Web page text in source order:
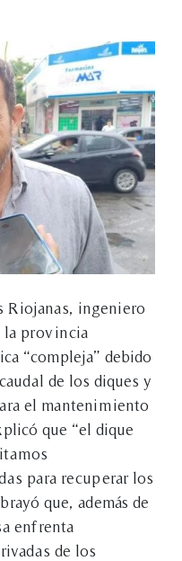
Riojanas, ingeniero
la provincia
“compleja” debido
de los diques y
el mantenimiento
que “el dique
para recuperar los
que, además de
enfrenta
de los